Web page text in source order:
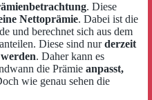
. Diese
Nettoprämie. Dabei ist die
und berechnet sich aus dem
Diese sind nurderzeit
. Daher kann es
die Prämie anpasst,
wie genau sehen die